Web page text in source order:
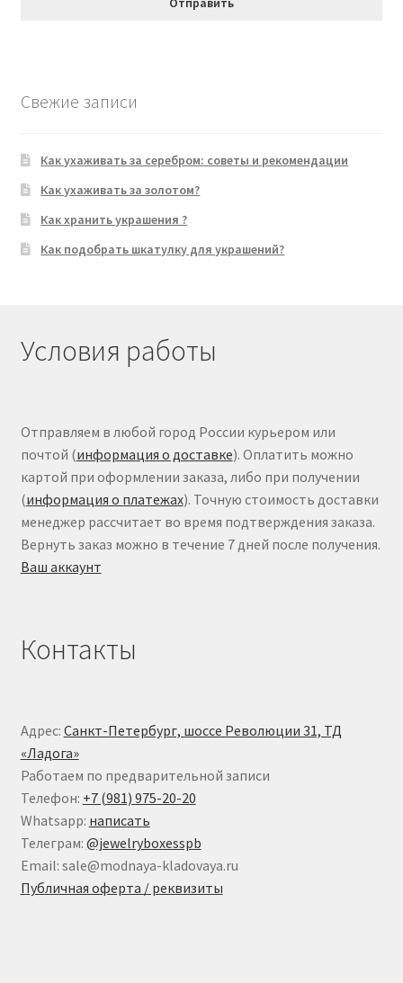
Свежие записи
Как ухаживать за серебром: советы и рекомендации
Как ухаживать за золотом?
Как хранить украшения ?
Как подобрать шкатулку для украшений?
Условия работы
Отправляем в любой город России курьером или
почтой (информация о доставке). Оплатить можно
картой при оформлении заказа, либо при получении
(информация о платежах). Точную стоимость доставки
менеджер рассчитает во время подтверждения заказа.
Вернуть заказ можно в течение 7 дней после получения.
Ваш аккаунт
Контакты
Адрес: Санкт-Петербург, шоссе Революции 31, ТД
«Ладога»
Работаем по предварительной записи
Телефон: +7 (981) 975-20-20
Whatsapp: написать
Телеграм: @jewelryboxesspb
Email: sale@modnaya-kladovaya.ru
Публичная оферта / реквизиты